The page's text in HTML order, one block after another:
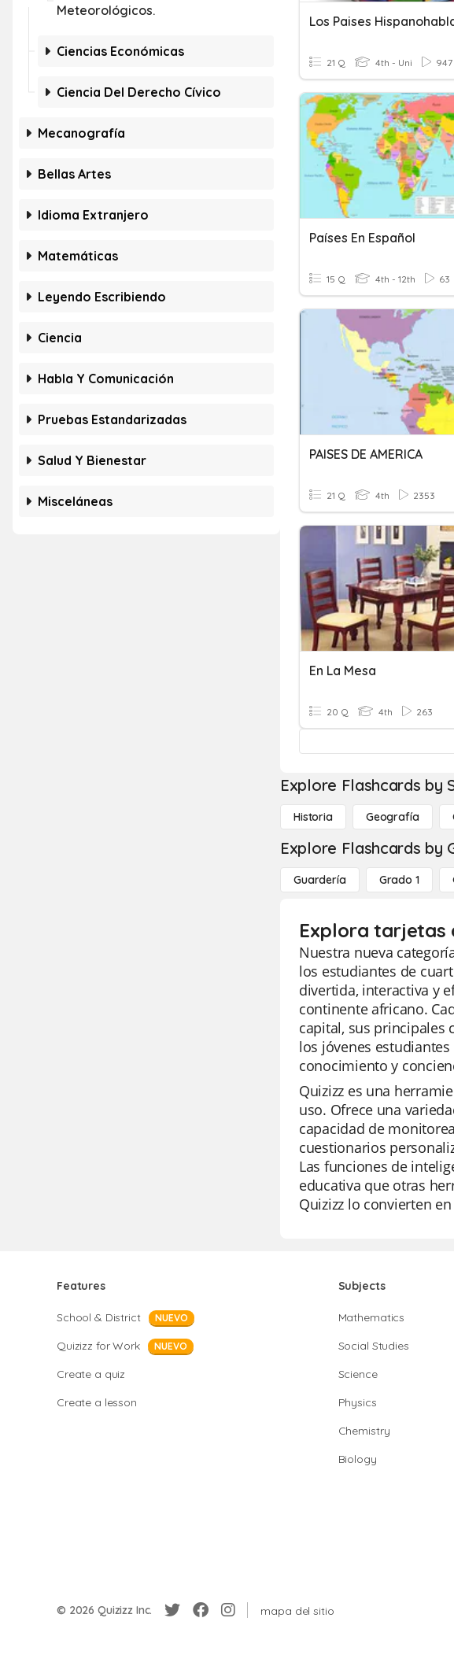
Meteorológicos.
Ciencias Económicas
Ciencia Del Derecho Cívico
Mecanografía
Bellas Artes
Idioma Extranjero
Matemáticas
Leyendo Escribiendo
Ciencia
Habla Y Comunicación
Pruebas Estandarizadas
Salud Y Bienestar
Misceláneas
21 Q 4th - Uni 947
Países En Español
15 Q 4th - 12th 63
PAISES DE AMERICA
21 Q 4th 2353
En La Mesa
20 Q 4th 263
Explore Flashcards by
Historia Geografía
Explore Flashcards by
Guardería Grado 1
Explora tarjetas
Nuestra nueva
los estudiantes de
divertida, interactiva y
continente africano.
capital, sus principales
los jóvenes
conocimiento y
Quizizz es una
uso. Ofrece una
capacidad de
cuestionarios
Las funciones de
educativa que otras
Quizizz lo convierten
Features
School & District NUEVO
Quizizz for Work NUEVO
Create a quiz
Create a lesson
Subjects
Mathematics
Social Studies
Science
Physics
Chemistry
Biology
© 2026 Quizizz Inc. mapa del sitio